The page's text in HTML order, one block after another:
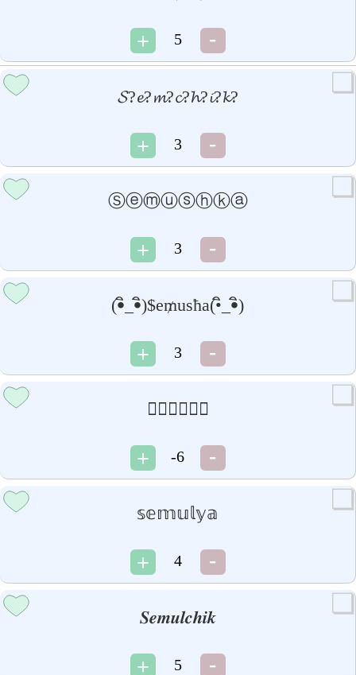
5
𝓢?𝓮?𝓶?𝓬?𝓱?𝓲?𝓴?
3
Ⓢⓔⓜⓤⓢⓗⓚⓐ
3
(•ิ_•ิ)$e₥usħa(•ิ_•ิ)
3
𝒮𝒺𝓂𝓊𝒽𝒶
-6
𝕤𝕖𝕞𝕦𝕝𝕪𝕒
4
𝑺𝒆𝒎𝒖𝒍𝒄𝒉𝒊𝒌
5